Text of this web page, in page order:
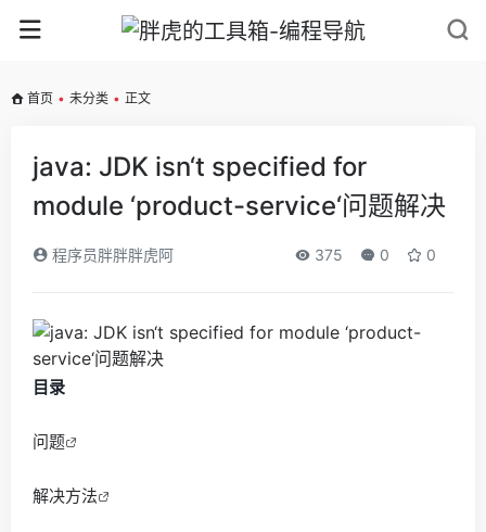
首页 • 未分类 • 正文
java: JDK isn‘t specified for
module ‘product-service‘问题解决
程序员胖胖胖虎阿 375 0 0
目录
问题
解决方法